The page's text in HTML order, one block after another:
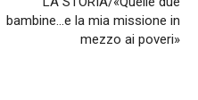
bambine…e la mia missione in
mezzo ai poveri»